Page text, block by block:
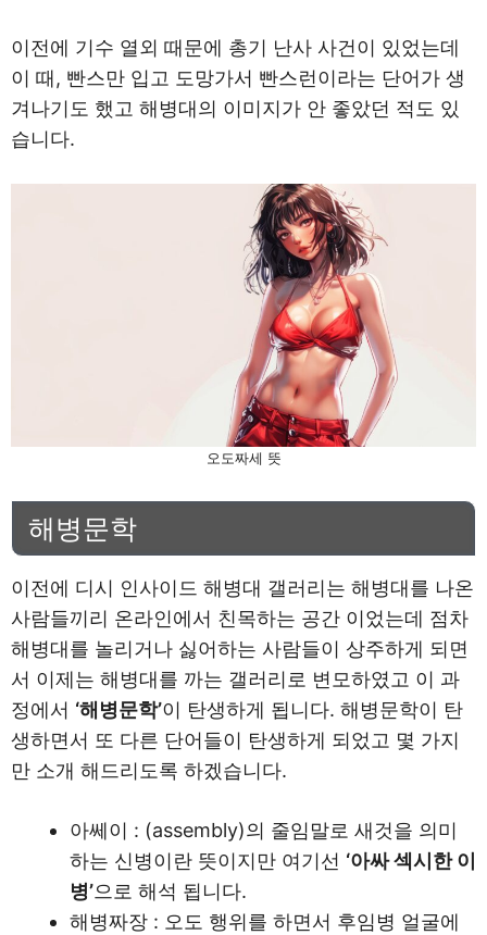
이전에 기수 열외 때문에 총기 난사 사건이 있었는데
이 때, 빤스만 입고 도망가서 빤스런이라는 단어가 생
겨나기도 했고 해병대의 이미지가 안 좋았던 적도 있
습니다.
오도짜세 뜻
해병문학
이전에 디시 인사이드 해병대 갤러리는 해병대를 나온
사람들끼리 온라인에서 친목하는 공간 이었는데 점차
해병대를 놀리거나 싫어하는 사람들이 상주하게 되면
서 이제는 해병대를 까는 갤러리로 변모하였고 이 과
정에서 ‘해병문학’이 탄생하게 됩니다. 해병문학이 탄
생하면서 또 다른 단어들이 탄생하게 되었고 몇 가지
만 소개 해드리도록 하겠습니다.
아쎄이 : (assembly)의 줄임말로 새것을 의미
하는 신병이란 뜻이지만 여기선 ‘아싸 섹시한 이
병’으로 해석 됩니다.
해병짜장 : 오도 행위를 하면서 후임병 얼굴에